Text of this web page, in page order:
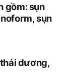
gồm: sụn
sụn
dương,